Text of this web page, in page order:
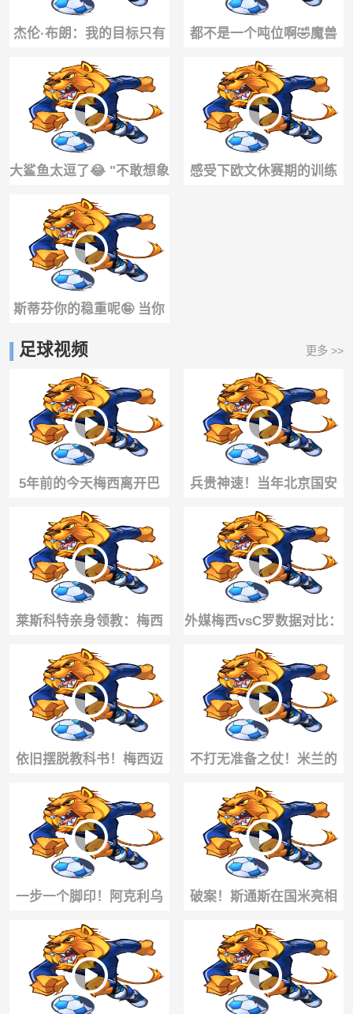
杰伦·布朗：我的目标只有
赢球，得分和MVP那些我
都没兴趣
都不是一个吨位啊🤣魔兽
和尼克·杨单挑~
大鲨鱼太逗了😂 "不敢想象
身边有个这样的活宝该有
多快乐" ...
感受下欧文休赛期的训练
斯蒂芬你的稳重呢🤪 当你
训练时，库里“在捣乱”…
足球视频 更多 >>
5年前的今天梅西离开巴
萨，泪洒发布会😭
兵贵神速！当年北京国安
仅用时13秒便用反击击穿
海港防线
莱斯科特亲身领教：梅西
不只有球技，身体力量同
样恐怖！
外媒梅西vsC罗数据对比：
梅西能否追上C罗？
依旧摆脱教科书！梅西迈
阿密训练中的丝滑操作！
不打无准备之仗！米兰的
小伙子提前补习了一波雅
加达知识！
一步一个脚印！阿克利乌
什加盟巴黎圣日耳曼官方
短片！
破案！斯通斯在国米亮相
仪式上玩的梗，图赫尔很
熟悉😄